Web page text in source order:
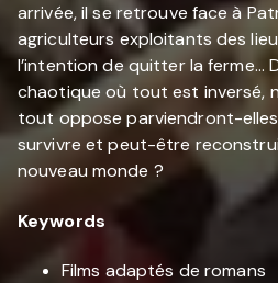
arrivée, il se retrouve face à
agriculteurs exploitants des
l’intention de quitter la ferme…
chaotique où tout est inversé,
tout oppose parviendront-
survivre et peut-être
nouveau monde ?
Keywords
Films adaptés de romans